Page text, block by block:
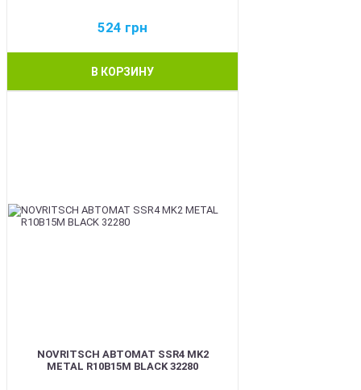
524 грн
В КОРЗИНУ
NOVRITSCH АВТОМАТ SSR4 MK2
METAL R10B15M BLACK 32280